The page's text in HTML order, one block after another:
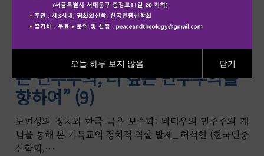
[2026 기사연 신학 세미나] “더 많
은 민주주의, 더 깊은 민주주의를
향하여” (9)
보편성의 정치와 한국 극우 보수화: 바디우의 민주주의 개
념을 통해 본 기독교의 정치적 역할 발제_ 허석헌 (한국민중
신학회,…
오늘 하루 보지 않음 닫기